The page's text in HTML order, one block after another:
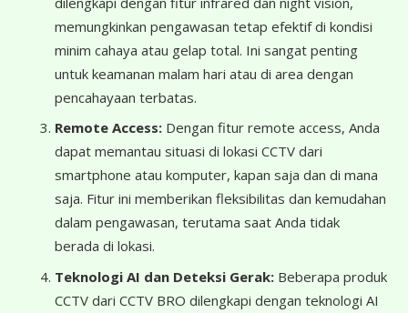
memungkinkan pengawasan tetap efektif di kondisi
minim cahaya atau gelap total. Ini sangat penting
untuk keamanan malam hari atau di area dengan
pencahayaan terbatas.
Remote Access: Dengan fitur remote access, Anda
dapat memantau situasi di lokasi CCTV dari
smartphone atau komputer, kapan saja dan di mana
saja. Fitur ini memberikan fleksibilitas dan kemudahan
dalam pengawasan, terutama saat Anda tidak
berada di lokasi.
Teknologi AI dan Deteksi Gerak: Beberapa produk
CCTV dari CCTV BRO dilengkapi dengan teknologi AI